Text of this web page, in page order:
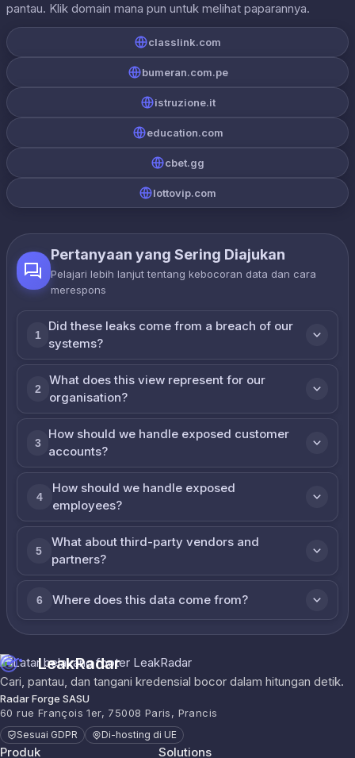
pantau. Klik domain mana pun untuk melihat paparannya.
classlink.com
bumeran.com.pe
istruzione.it
education.com
cbet.gg
lottovip.com
Pertanyaan yang Sering Diajukan
Pelajari lebih lanjut tentang kebocoran data dan cara
merespons
1
Did these leaks come from a breach of our
systems?
2
What does this view represent for our
organisation?
3
How should we handle exposed customer
accounts?
4
How should we handle exposed
employees?
5
What about third-party vendors and
partners?
6 Where does this data come from?
LeakRadar
Cari, pantau, dan tangani kredensial bocor dalam hitungan detik.
Radar Forge SASU
60 rue François 1er, 75008 Paris, Prancis
Sesuai GDPR Di-hosting di UE
Produk Solutions